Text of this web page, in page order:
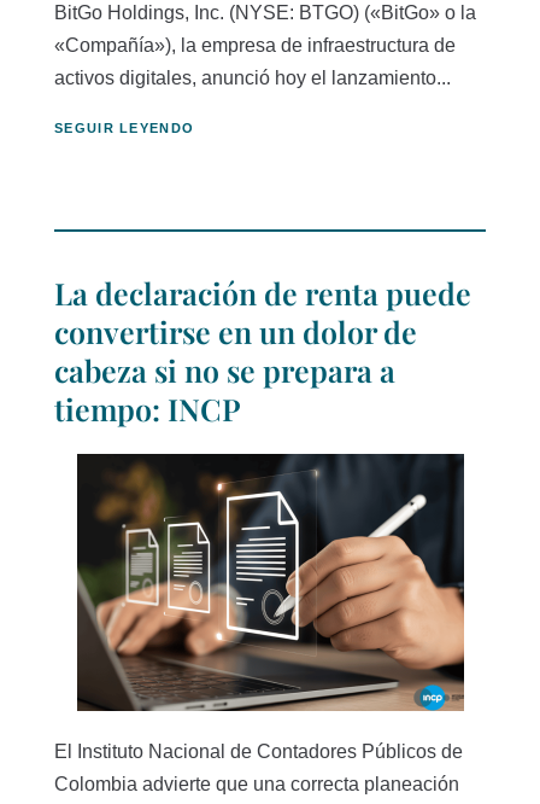
BitGo Holdings, Inc. (NYSE: BTGO) («BitGo» o la
«Compañía»), la empresa de infraestructura de
activos digitales, anunció hoy el lanzamiento...
SEGUIR LEYENDO
La declaración de renta puede
convertirse en un dolor de
cabeza si no se prepara a
tiempo: INCP
El Instituto Nacional de Contadores Públicos de
Colombia advierte que una correcta planeación